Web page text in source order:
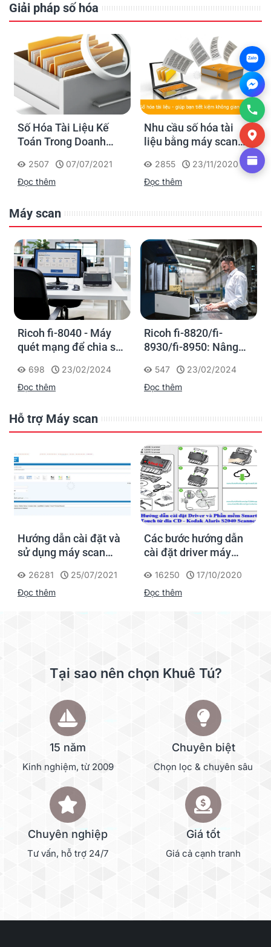
Giải pháp số hóa
Số Hóa Tài Liệu Kế
Toán Trong Doanh
2507
07/07/2021
Đọc thêm
Nhu cầu số hóa tài
liệu bằng máy scan
2855
23/11/2020
Đọc thêm
Máy scan
Ricoh fi-8040 - Máy
quét mạng để chia sẻ
698
23/02/2024
Đọc thêm
Ricoh fi-8820/fi-
8930/fi-8950: Nâng
với dòng máy quét
siêu nhanh để đảm
tập trung
547
23/02/2024
Đọc thêm
Hỗ trợ Máy scan
Hướng dẫn cài đặt và
sử dụng máy scan
26281
25/07/2021
Đọc thêm
Các bước hướng dẫn
cài đặt driver máy
Scanner
16250
17/10/2020
Đọc thêm
Tại sao nên chọn Khuê Tú?
15 năm
Kinh nghiệm, từ 2009
Chuyên biệt
Chọn lọc & chuyên sâu
Chuyên nghiệp
Tư vấn, hỗ trợ 24/7
Giá tốt
Giá cả cạnh tranh
Zalo